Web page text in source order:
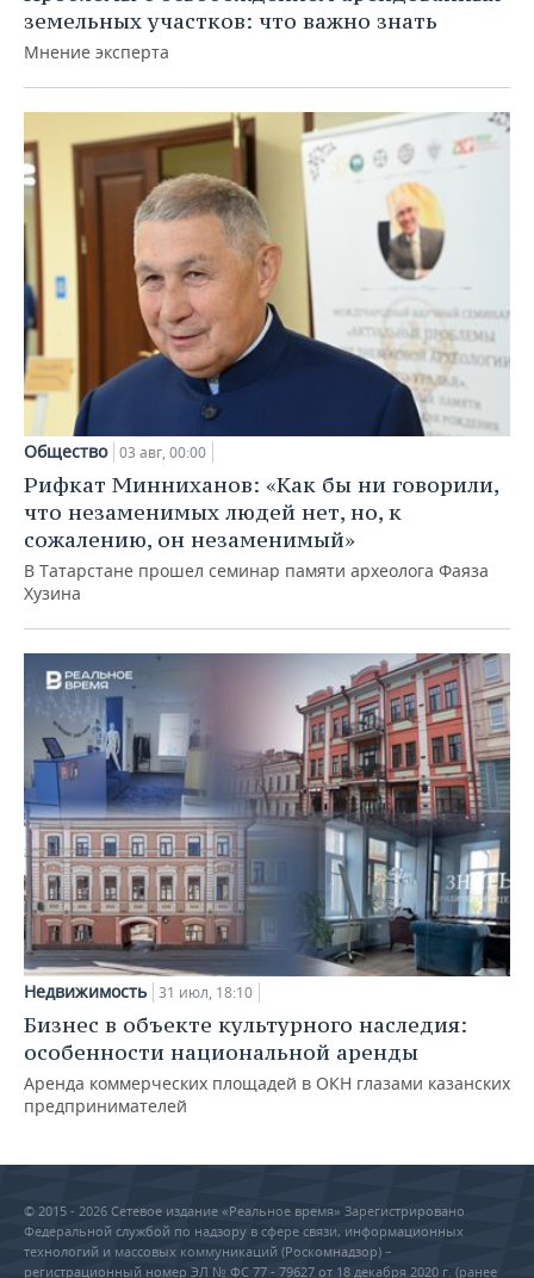
земельных участков: что важно знать
Мнение эксперта
Общество 03 авг, 00:00
Рифкат Минниханов: «Как бы ни говорили,
что незаменимых людей нет, но, к
сожалению, он незаменимый»
В Татарстане прошел семинар памяти археолога Фаяза
Хузина
Недвижимость 31 июл, 18:10
Бизнес в объекте культурного наследия:
особенности национальной аренды
Аренда коммерческих площадей в ОКН глазами казанских
предпринимателей
© 2015 - 2026 Сетевое издание «Реальное время» Зарегистрировано
Федеральной службой по надзору в сфере связи, информационных
технологий и массовых коммуникаций (Роскомнадзор) –
регистрационный номер ЭЛ № ФС 77 - 79627 от 18 декабря 2020 г. (ранее